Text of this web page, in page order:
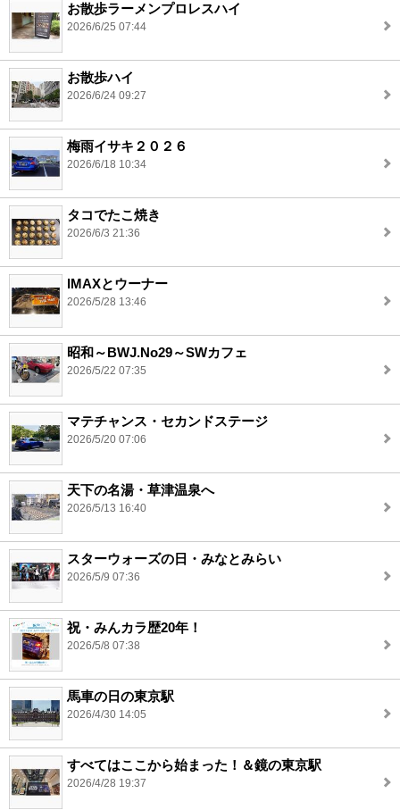
お散歩ラーメンプロレスハイ
2026/6/25 07:44
お散歩ハイ
2026/6/24 09:27
梅雨イサキ２０２６
2026/6/18 10:34
タコでたこ焼き
2026/6/3 21:36
IMAXとウーナー
2026/5/28 13:46
昭和～BWJ.No29～SWカフェ
2026/5/22 07:35
マテチャンス・セカンドステージ
2026/5/20 07:06
天下の名湯・草津温泉へ
2026/5/13 16:40
スターウォーズの日・みなとみらい
2026/5/9 07:36
祝・みんカラ歴20年！
2026/5/8 07:38
馬車の日の東京駅
2026/4/30 14:05
すべてはここから始まった！＆鏡の東京駅
2026/4/28 19:37